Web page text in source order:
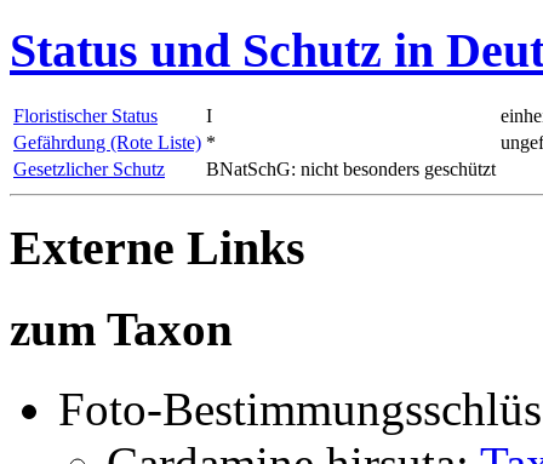
Status und Schutz in
Floristischer Status I
Gefährdung (Rote Liste) *
Gesetzlicher Schutz
BNatSchG: nicht besonders geschützt
Externe Links
zum Taxon
Foto-